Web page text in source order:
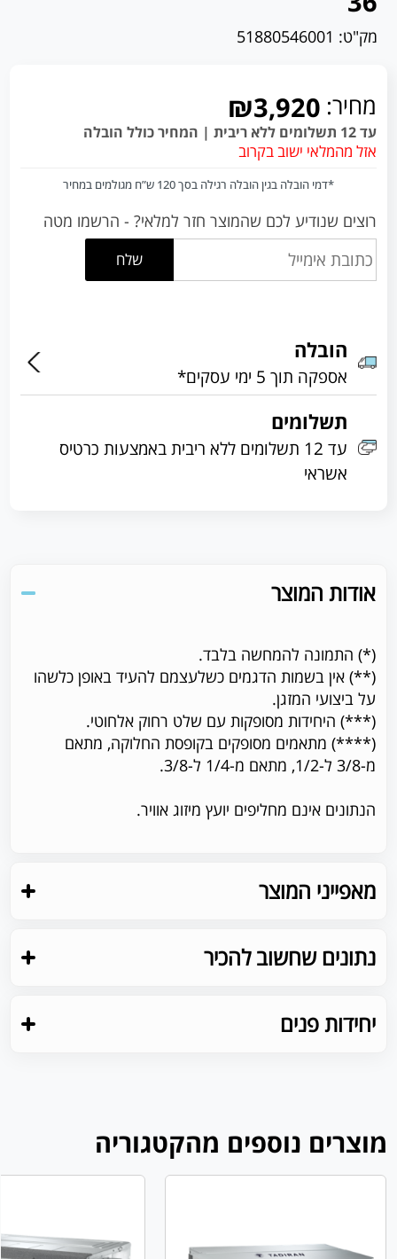
מק"ט: 51880546001
מחיר: ₪3,920
עד 12 תשלומים ללא ריבית | המחיר כולל הובלה
אזל מהמלאי ישוב בקרוב
*דמי הובלה בגין הובלה רגילה בסך 120 ש”ח מגולמים במחיר
רוצים שנודיע לכם שהמוצר חזר למלאי? - הרשמו מטה
שלח
הובלה
אספקה תוך 5 ימי עסקים*
תשלומים
עד 12 תשלומים ללא ריבית באמצעות כרטיס
אשראי
אודות המוצר
(*) התמונה להמחשה בלבד.
(**) אין בשמות הדגמים כשלעצמם להעיד באופן כלשהו
על ביצועי המזגן.
(***) היחידות מסופקות עם שלט רחוק אלחוטי.
(****) מתאמים מסופקים בקופסת החלוקה, מתאם
מ-3/8 ל-1/2, מתאם מ-1/4 ל-3/8.
הנתונים אינם מחליפים יועץ מיזוג אוויר.
מאפייני המוצר
נתונים שחשוב להכיר
יחידות פנים
מוצרים נוספים מהקטגוריה